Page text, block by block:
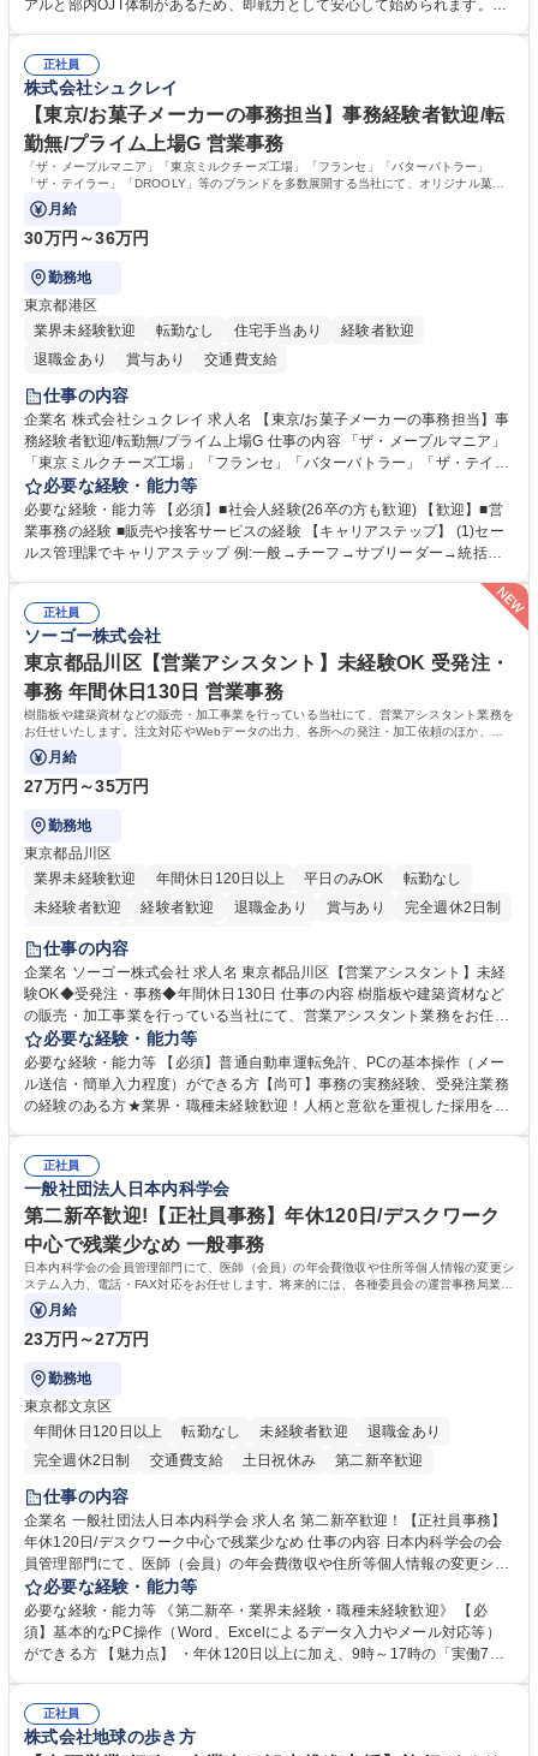
でも質問・相談できる環境が整っているため、安心して成長できます。 募
集職種 【森ビルG】人事・総務◆賞与5ヶ月◆年休120日◆残業少なめ◆
リモート可
アルと部内OJT体制があるため、即戦力として安心して始められます。
務に挑戦できるため、自身の成長と組織への貢献度をダイレクトに実感で
きます。 残業少なめ、週1日リモート可など、ワークライフバランスを保
ち長期活躍できる環境です。 「これまでの幅広い経験を活かし、長期的な
キャリアを築きたい」という前向きな意欲と挑戦を全力で応援します。 学
歴・資格 学歴：大学院 大学 高専 短大 専修学校 高校 語学力： 資格：日商
簿記検定1級 日商簿記検定2級 日商簿記検定3級
正社員
株式会社シュクレイ
【東京/お菓子メーカーの事務担当】事務経験者歓迎/転
勤無/プライム上場G 営業事務
「ザ・メープルマニア」「東京ミルクチーズ工場」「フランセ」「バターバトラー」
「ザ・テイラー」「DROOLY」等のブランドを多数展開する当社にて、オリジナル菓子
ブランド商品の事務業務をお任せいたします。
月給
30万円～36万円
勤務地
東京都港区
業界未経験歓迎
転勤なし 住宅手当あり
経験者歓迎
退職金あり
賞与あり 交通費支給
仕事の内容
企業名 株式会社シュクレイ 求人名 【東京/お菓子メーカーの事務担当】事
務経験者歓迎/転勤無/プライム上場G 仕事の内容 「ザ・メープルマニア」
「東京ミルクチーズ工場」「フランセ」「バターバトラー」「ザ・テイラ
ー」「DROOLY」等のブランドを多数展開する当社にて、オリジナル菓子
ブランド商品の事務業務をお任せいたします。 【具体的な業務内容】 ■店
舗からの発注受付/PC入力業務 ■受電対応(社内/社外) ■商品のマスター登
録 ■日々の売上抽出・報告 ■提携企業への書類送付業務 ■契約書管理業務
必要な経験・能力等
必要な経験・能力等 【必須】■社会人経験(26卒の方も歓迎) 【歓迎】■営
業事務の経験 ■販売や接客サービスの経験 【キャリアステップ】 (1)セー
ルス管理課でキャリアステップ 例:一般→チーフ→サブリーダー→統括リ
験で経営管理部内で経理へ異動した方もいらっしゃいます。年3回の面談
や個別面談を通してご自身のキャリアと向き合っていただき、会社として
もバックアップしていきます。 学歴・資格 学歴：大学院 大学 高専 短大
専修学校 高校 語学力： 資格：
正社員
ソーゴー株式会社
東京都品川区【営業アシスタント】未経験OK 受発注・
事務 年間休日130日 営業事務
樹脂板や建築資材などの販売・加工事業を行っている当社にて、営業アシスタント業務を
お任せいたします。注文対応やWebデータの出力、各所への発注・加工依頼のほか、電
話・メール対応等の事務業務を担当します。
月給
27万円～35万円
勤務地
東京都品川区
業界未経験歓迎
年間休日120日以上 平日のみOK
転勤なし
未経験者歓迎
経験者歓迎 退職金あり 賞与あり
完全週休2日制
交通費支給
仕事の内容
企業名 ソーゴー株式会社 求人名 東京都品川区【営業アシスタント】未経
験OK◆受発注・事務◆年間休日130日 仕事の内容 樹脂板や建築資材など
の販売・加工事業を行っている当社にて、営業アシスタント業務をお任せ
いたします。注文対応やWebデータの出力、各所への発注・加工依頼のほ
か、電話・メール対応等の事務業務を担当します。 ■受注・発注業務：FA
Xによる注文対応、Web発注データのプリントアウト、各仕入先・協力会
社への発注および加工依頼等 ■納品書・請求書の作成および発送手配 ■商
当社の指定する業務 募集職種 東京都品川区【営業アシスタント】未経験O
K◆受発注・事務◆年間休日130日
必要な経験・能力等
必要な経験・能力等 【必須】普通自動車運転免許、PCの基本操作（メー
ル送信・簡単入力程度）ができる方【尚可】事務の実務経験、受発注業務
の経験のある方★業界・職種未経験歓迎！人柄と意欲を重視した採用を行
変化に臨機応変かつ柔軟に対応できる方、約束を守り正確に作業を進めら
れる方を求めています。高度なPCスキルや関数知識は一切不要です。丁
寧な指導体制が整っているため、安心してお仕事をスタートしていただけ
ます。 学歴・資格 学歴：大学院 大学 高専 短大 専修学校 高校 語学力：
資格：
正社員
一般社団法人日本内科学会
第二新卒歓迎!【正社員事務】年休120日/デスクワーク
中心で残業少なめ 一般事務
日本内科学会の会員管理部門にて、医師（会員）の年会費徴収や住所等個人情報の変更シ
ステム入力、電話・FAX対応をお任せします。将来的には、各種委員会の運営事務局業務
などにも幅広く携わっていただきます。
月給
23万円～27万円
勤務地
東京都文京区
年間休日120日以上
転勤なし 未経験者歓迎
退職金あり
完全週休2日制
交通費支給 土日祝休み 第二新卒歓迎
仕事の内容
企業名 一般社団法人日本内科学会 求人名 第二新卒歓迎！【正社員事務】
年休120日/デスクワーク中心で残業少なめ 仕事の内容 日本内科学会の会
員管理部門にて、医師（会員）の年会費徴収や住所等個人情報の変更シス
テム入力、電話・FAX対応をお任せします。将来的には、各種委員会の運
営事務局業務などにも幅広く携わっていただきます。 【会員管理・データ
入力業務】 ・医師（会員）の住所変更、個人情報のシステム登録・更新
・年会費の徴収管理や入金データの照合確認 【問い合わせ対応】 ・会員
年休120日/デスクワーク中心で残業少なめ
必要な経験・能力等
必要な経験・能力等 《第二新卒・業界未経験・職種未経験歓迎》 【必
須】基本的なPC操作（Word、Excelによるデータ入力やメール対応等）
ができる方 【魅力点】 ・年休120日以上に加え、9時～17時の「実働7時
整、資料作成、当日の運営サポート 学歴・資格 学歴：大学院 大学 語学
力： 資格：
正社員
株式会社地球の歩き方